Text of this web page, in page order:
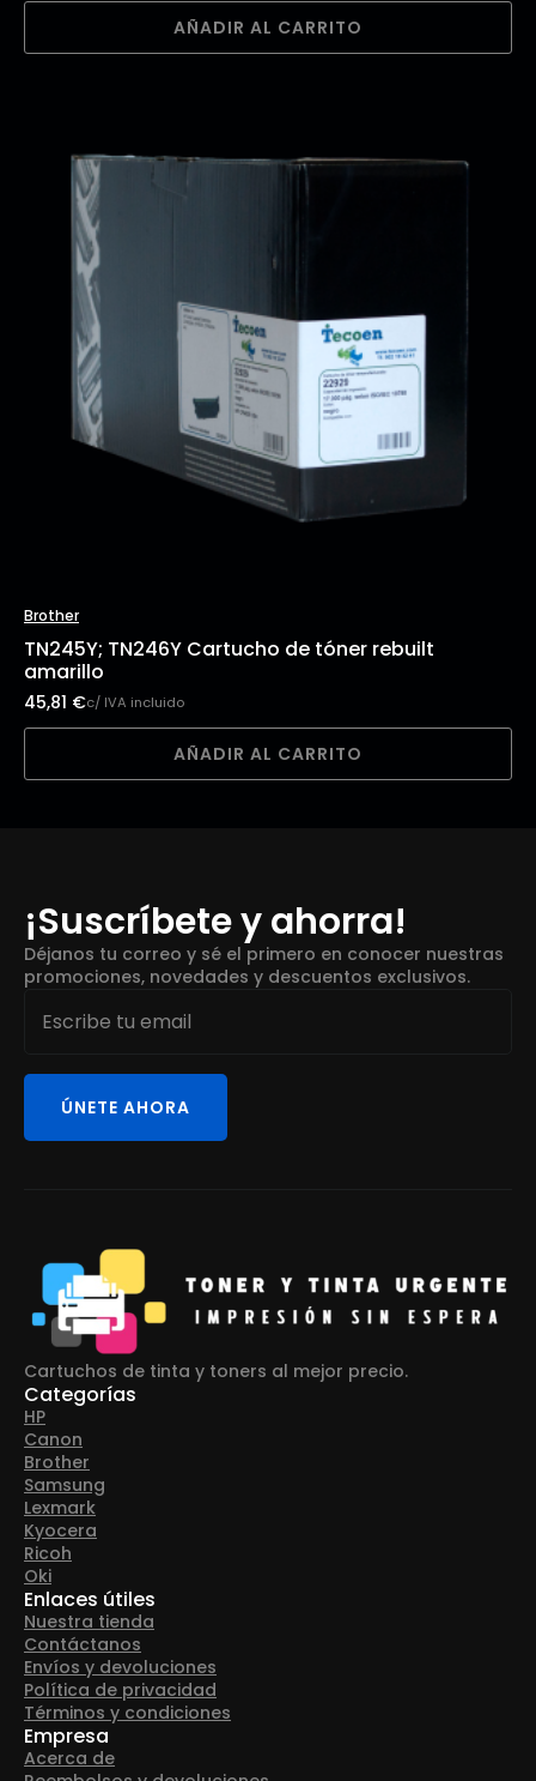
AÑADIR AL CARRITO
Brother
TN245Y; TN246Y Cartucho de tóner rebuilt
amarillo
45,81 €c/ IVA incluido
AÑADIR AL CARRITO
¡Suscríbete y ahorra!
Déjanos tu correo y sé el primero en conocer nuestras
promociones, novedades y descuentos exclusivos.
Email
ÚNETE AHORA
Cartuchos de tinta y toners al mejor precio.
Categorías
HP
Canon
Brother
Samsung
Lexmark
Kyocera
Ricoh
Oki
Enlaces útiles
Nuestra tienda
Contáctanos
Envíos y devoluciones
Política de privacidad
Términos y condiciones
Empresa
Acerca de